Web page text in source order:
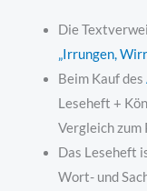
Die
„Irrungen,
Beim Kauf des
Leseheft +
Vergleich zum
Das Leseheft
Wort- und